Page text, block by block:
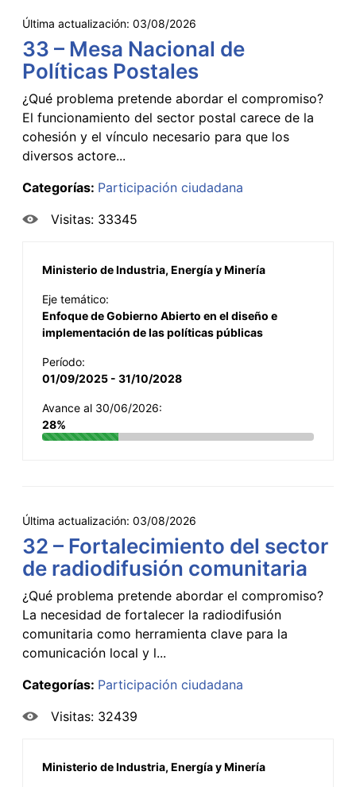
Última actualización: 03/08/2026
33 – Mesa Nacional de
Políticas Postales
¿Qué problema pretende abordar el compromiso?
El funcionamiento del sector postal carece de la
cohesión y el vínculo necesario para que los
diversos actore...
Categorías: Participación ciudadana
Visitas: 33345
Ministerio de Industria, Energía y Minería
Eje temático:
Enfoque de Gobierno Abierto en el diseño e
implementación de las políticas públicas
Período:
01/09/2025 - 31/10/2028
Avance al 30/06/2026:
28%
Última actualización: 03/08/2026
32 – Fortalecimiento del sector
de radiodifusión comunitaria
¿Qué problema pretende abordar el compromiso?
La necesidad de fortalecer la radiodifusión
comunitaria como herramienta clave para la
comunicación local y l...
Categorías: Participación ciudadana
Visitas: 32439
Ministerio de Industria, Energía y Minería